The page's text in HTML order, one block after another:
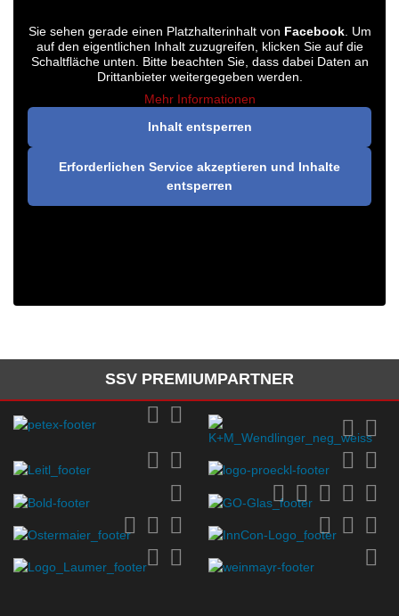
Sie sehen gerade einen Platzhalterinhalt von Facebook. Um
auf den eigentlichen Inhalt zuzugreifen, klicken Sie auf die
Schaltfläche unten. Bitte beachten Sie, dass dabei Daten an
Drittanbieter weitergegeben werden.
Mehr Informationen
Inhalt entsperren
Erforderlichen Service akzeptieren und Inhalte
entsperren
SSV PREMIUMPARTNER